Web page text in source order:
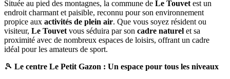
Située au pied des montagnes, la commune de Le Touvet est un
endroit charmant et paisible, reconnu pour son environnement
propice aux activités de plein air. Que vous soyez résident ou
visiteur, Le Touvet vous séduira par son cadre naturel et sa
proximité avec de nombreux espaces de loisirs, offrant un cadre
idéal pour les amateurs de sport.
🎾 Le centre Le Petit Gazon : Un espace pour tous les niveaux